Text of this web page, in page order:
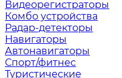
Видеорегистраторы
Комбо устройства
Радар-детекторы
Навигаторы
Автонавигаторы
Спорт/фитнес
Туристические